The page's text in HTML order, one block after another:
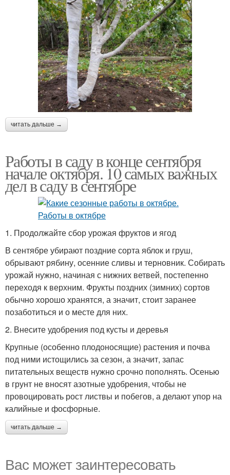
читать дальше →
Работы в саду в конце сентября
начале октября. 10 самых важных
дел в саду в сентябре
1. Продолжайте сбор урожая фруктов и ягод
В сентябре убирают поздние сорта яблок и груш,
обрывают рябину, осенние сливы и терновник. Собирать
урожай нужно, начиная с нижних ветвей, постепенно
переходя к верхним. Фрукты поздних (зимних) сортов
обычно хорошо хранятся, а значит, стоит заранее
позаботиться и о месте для них.
2. Внесите удобрения под кусты и деревья
Крупные (особенно плодоносящие) растения и почва
под ними истощились за сезон, а значит, запас
питательных веществ нужно срочно пополнять. Осенью
в грунт не вносят азотные удобрения, чтобы не
провоцировать рост листвы и побегов, а делают упор на
калийные и фосфорные.
читать дальше →
Вас может заинтересовать